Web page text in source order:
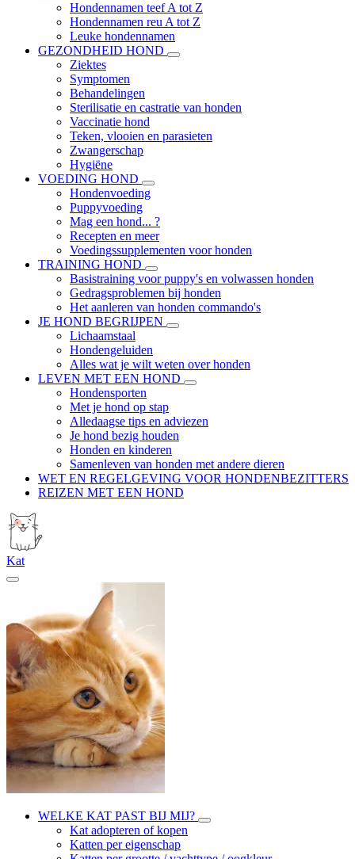
Hondennamen teef A tot Z
Hondennamen reu A tot Z
Leuke hondennamen
GEZONDHEID HOND
Ziektes
Symptomen
Behandelingen
Sterilisatie en castratie van honden
Vaccinatie hond
Teken, vlooien en parasieten
Zwangerschap
Hygiëne
VOEDING HOND
Hondenvoeding
Puppyvoeding
Mag een hond... ?
Recepten en meer
Voedingssupplementen voor honden
TRAINING HOND
Basistraining voor puppy's en volwassen honden
Gedragsproblemen bij honden
Het aanleren van honden commando's
JE HOND BEGRIJPEN
Lichaamstaal
Hondengeluiden
Alles wat je wilt weten over honden
LEVEN MET EEN HOND
Hondensporten
Met je hond op stap
Alledaagse tips en adviezen
Je hond bezig houden
Honden en kinderen
Samenleven van honden met andere dieren
WET EN REGELGEVING VOOR HONDENBEZITTERS
REIZEN MET EEN HOND
Kat
WELKE KAT PAST BIJ MIJ?
Kat adopteren of kopen
Katten per eigenschap